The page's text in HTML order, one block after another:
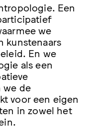
Een
we
kunstenaars
En we
als een
we de
voor een eigen
in zowel het